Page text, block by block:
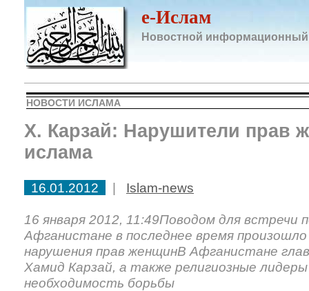
e-Ислам
Новостной информационный
НОВОСТИ ИСЛАМА
Х. Карзай: Нарушители прав
ислама
16.01.2012 | Islam-news
16 января 2012, 11:49Поводом для встречи
Афганистане в последнее время произошло
нарушения прав женщинВ Афганистане
Хамид Карзай, а также религиозные лидеры
необходимость борьбы